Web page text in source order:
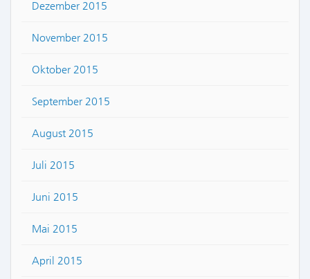
Dezember 2015
November 2015
Oktober 2015
September 2015
August 2015
Juli 2015
Juni 2015
Mai 2015
April 2015